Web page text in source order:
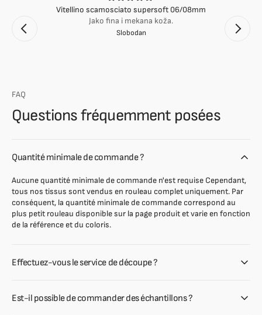
Vitellino scamosciato supersoft 06/08mm
Jako fina i mekana koža.
Slobodan
FAQ
Questions fréquemment posées
Quantité minimale de commande ?
Aucune quantité minimale de commande n'est requise Cependant,
tous nos tissus sont vendus en rouleau complet uniquement. Par
conséquent, la quantité minimale de commande correspond au
plus petit rouleau disponible sur la page produit et varie en fonction
de la référence et du coloris.
Effectuez-vous le service de découpe ?
Est-il possible de commander des échantillons ?